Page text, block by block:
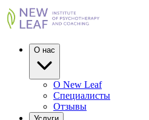
О нас
О New Leaf
Специалисты
Отзывы